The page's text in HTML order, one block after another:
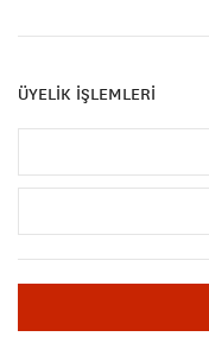
ÜYELİK İŞLEMLERİ